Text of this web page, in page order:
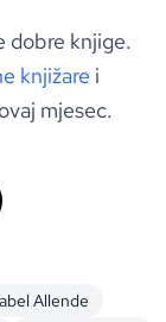
dobre knjige.
knjižare i
mjesec.
Allende